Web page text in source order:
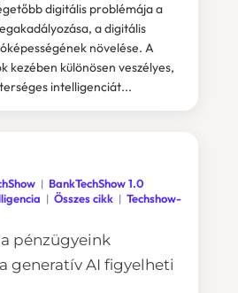
digitális problémája a
a digitális
növelése. A
kezében különösen veszélyes,
intelligenciát...
BankTechShow 1.0
Összes cikk
Techshow-